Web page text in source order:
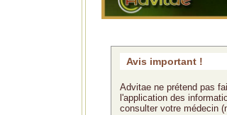
Avis important !
Advitae ne prétend pas
l'application des
consulter votre médecin